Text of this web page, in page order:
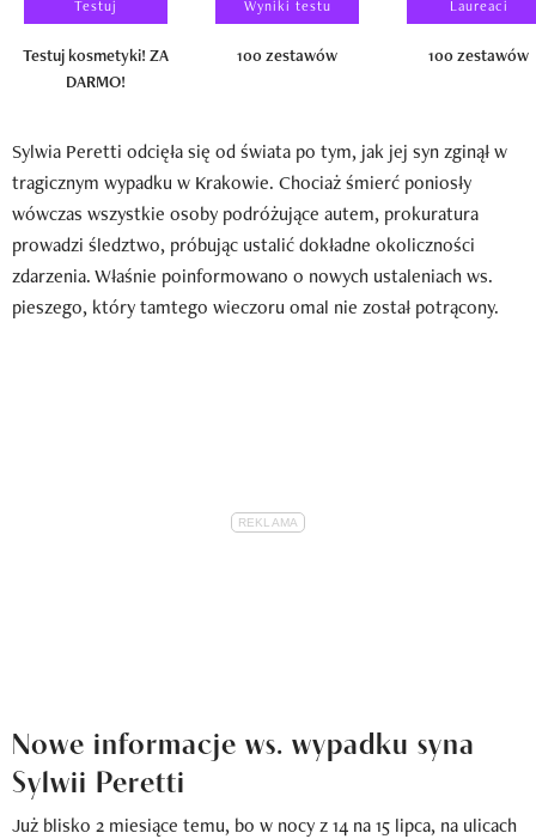
Testuj
Testuj kosmetyki! ZA
DARMO!
Wyniki testu
100 zestawów
Laureaci
100 zestawów
Sylwia Peretti odcięła się od świata po tym, jak jej syn zginął w
tragicznym wypadku w Krakowie. Chociaż śmierć poniosły
wówczas wszystkie osoby podróżujące autem, prokuratura
prowadzi śledztwo, próbując ustalić dokładne okoliczności
zdarzenia. Właśnie poinformowano o nowych ustaleniach ws.
pieszego, który tamtego wieczoru omal nie został potrącony.
Nowe informacje ws. wypadku syna
Sylwii Peretti
Już blisko 2 miesiące temu, bo w nocy z 14 na 15 lipca, na ulicach